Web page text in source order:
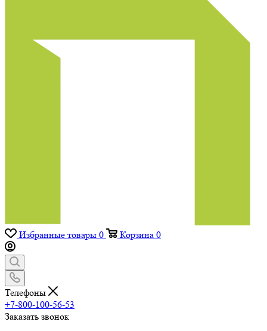
Избранные товары 0 Корзина 0
Телефоны
+7-800-100-56-53
Заказать звонок